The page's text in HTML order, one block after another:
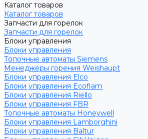
Каталог товаров
Каталог товаров
Запчасти для горелок
Запчасти для горелок
Блоки управления
Блоки управления
Топочные автоматы Siemens
Менеджеры горения Weishaupt
Блоки управления Elco
Блоки управления Ecoflam
Блоки управления Riello
Блоки управления FBR
Топочные автоматы Honeywell
Блоки управления Lamborghini
Блоки управления Baltur